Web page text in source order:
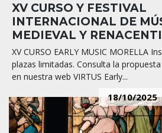
XV CURSO Y FESTIVAL
INTERNACIONAL DE
MEDIEVAL Y
XV CURSO EARLY MUSIC MORELLA
plazas limitadas. Consulta la
en nuestra web VIRTUS Early...
18/10/2025